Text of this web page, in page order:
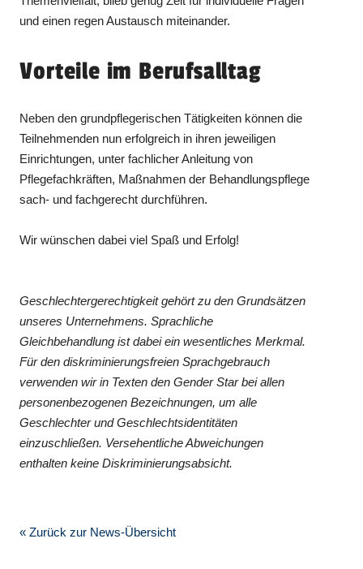
und einen regen Austausch miteinander.
Vorteile im Berufsalltag
Neben den grundpflegerischen Tätigkeiten können die
Teilnehmenden nun erfolgreich in ihren jeweiligen
Einrichtungen, unter fachlicher Anleitung von
Pflegefachkräften, Maßnahmen der Behandlungspflege
sach- und fachgerecht durchführen.
Wir wünschen dabei viel Spaß und Erfolg!
Geschlechtergerechtigkeit gehört zu den Grundsätzen
unseres Unternehmens. Sprachliche
Gleichbehandlung ist dabei ein wesentliches Merkmal.
Für den diskriminierungsfreien Sprachgebrauch
verwenden wir in Texten den Gender Star bei allen
personenbezogenen Bezeichnungen, um alle
Geschlechter und Geschlechtsidentitäten
einzuschließen. Versehentliche Abweichungen
enthalten keine Diskriminierungsabsicht.
« Zurück zur News-Übersicht